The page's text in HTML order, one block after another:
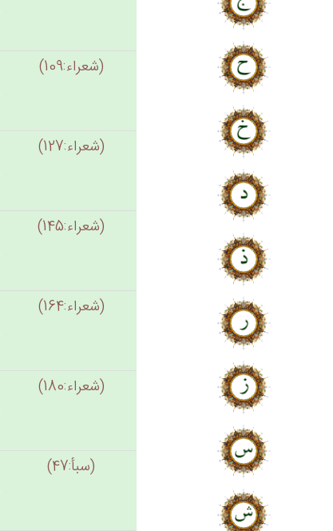
(شعراء:109)
(شعراء:127)
(شعراء:145)
(شعراء:164)
(شعراء:180)
(سبأ:47)